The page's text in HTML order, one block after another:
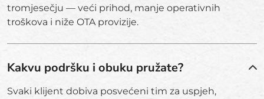
tromjesečju — veći prihod, manje operativnih
troškova i niže OTA provizije.
Kakvu podršku i obuku pružate?
Svaki klijent dobiva posvećeni tim za uspjeh,